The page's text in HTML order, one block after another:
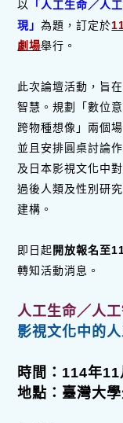
以
「人工生命／人
現」為題，訂定於
劇場舉行。
此次論壇活動，旨
智慧。規劃「數位
跨物種想像」兩個
並且安排圓桌討論
及日本影視文化中
過後人類及性別研
建構。
即日起開放報名至
轉知活動消息。
人工生命／人工
影視文化中的
時間：114年
地點：臺灣大